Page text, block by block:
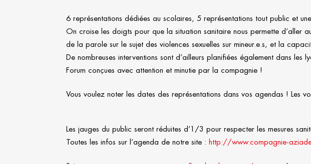
6 représentations dédiées au scolaires, 5 représentations tout public et
On croise les doigts pour que la situation sanitaire nous permette d’aller
de la parole sur le sujet des violences sexuelles sur mineur.e.s, et la
De nombreuses interventions sont d’ailleurs planifiées également dans les
Forum conçues avec attention et minutie par la compagnie !
Vous voulez noter les dates des représentations dans vos agendas ! Les
Les jauges du public seront réduites d’1/3 pour respecter les mesures
Toutes les infos sur l’agenda de notre site : http://www.compagnie-